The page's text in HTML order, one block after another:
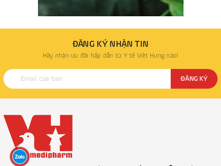
ĐĂNG KÝ NHẬN TIN
Hãy nhận ưu đãi hấp dẫn từ Y tế Việt Hưng nào!
ĐĂNG KÝ